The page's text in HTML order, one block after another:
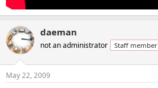
daeman
not an administrator Staff member
May 22, 2009